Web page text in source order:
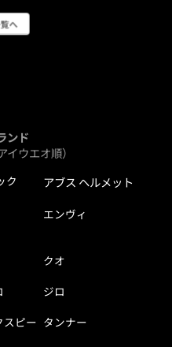
へ
ンド
ウエオ順）
ク アブス ヘルメット
エンヴィ
クオ
ジロ
スピー タンナー